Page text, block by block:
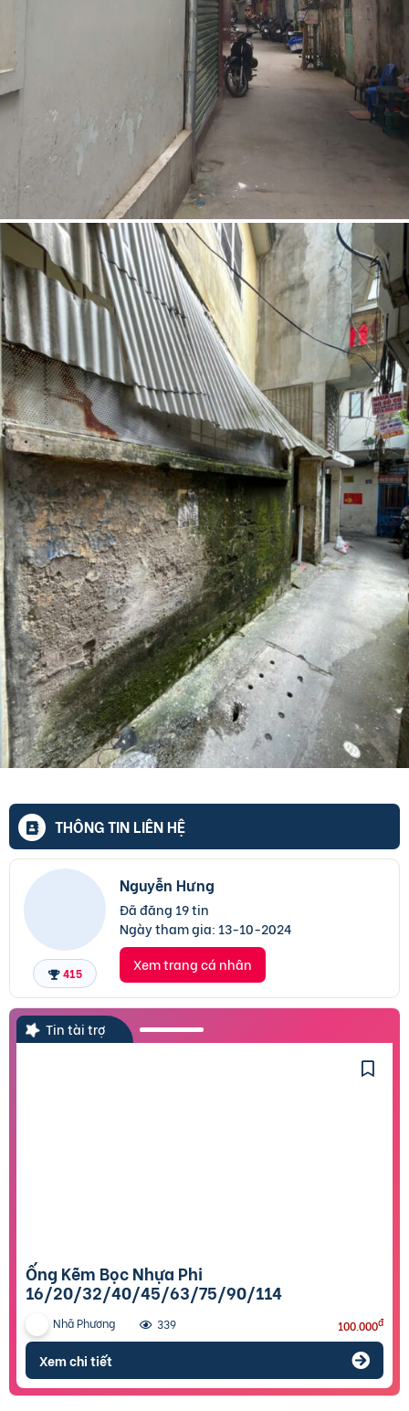
THÔNG TIN LIÊN HỆ
415
Nguyễn Hưng
Đã đăng 19 tin
Ngày tham gia: 13-10-2024
Xem trang cá nhân
Tin tài trợ
Ống Kẽm Bọc Nhựa Phi
16/20/32/40/45/63/75/90/114
Nhã Phương 339 100.000đ
Xem chi tiết